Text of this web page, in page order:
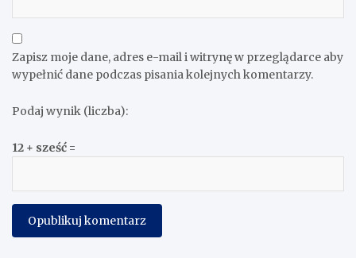
Zapisz moje dane, adres e-mail i witrynę w przeglądarce aby
wypełnić dane podczas pisania kolejnych komentarzy.
Podaj wynik (liczba):
12 + sześć =